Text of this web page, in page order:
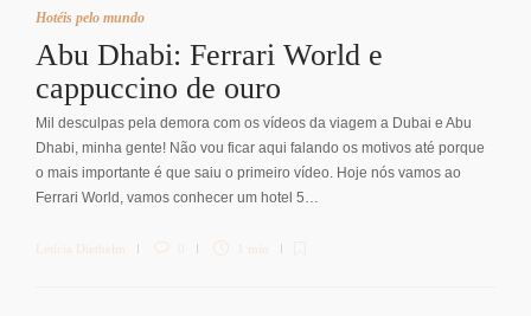
Hotéis pelo mundo
Abu Dhabi: Ferrari World e
cappuccino de ouro
Mil desculpas pela demora com os vídeos da viagem a Dubai e Abu
Dhabi, minha gente! Não vou ficar aqui falando os motivos até porque
o mais importante é que saiu o primeiro vídeo. Hoje nós vamos ao
Ferrari World, vamos conhecer um hotel 5…
Letícia Diethelm 0 1 min